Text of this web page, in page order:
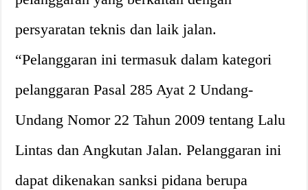
persyaratan teknis dan laik jalan.
“Pelanggaran ini termasuk dalam kategori
pelanggaran Pasal 285 Ayat 2 Undang-
Undang Nomor 22 Tahun 2009 tentang Lalu
Lintas dan Angkutan Jalan. Pelanggaran ini
dapat dikenakan sanksi pidana berupa